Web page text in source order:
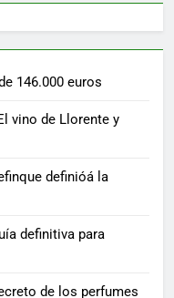
146.000 euros
vino de Llorente y
definióá la
definitiva para
de los perfumes